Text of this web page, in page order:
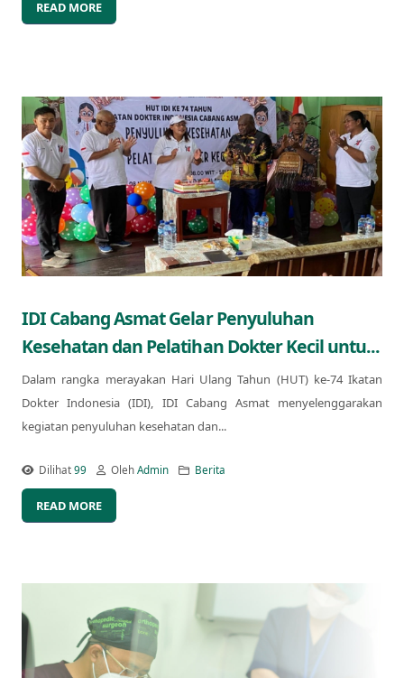
READ MORE
IDI Cabang Asmat Gelar Penyuluhan
Kesehatan dan Pelatihan Dokter Kecil untu...
Dalam rangka merayakan Hari Ulang Tahun (HUT) ke-74 Ikatan
Dokter Indonesia (IDI), IDI Cabang Asmat menyelenggarakan
kegiatan penyuluhan kesehatan dan...
Dilihat99 OlehAdmin Berita
READ MORE